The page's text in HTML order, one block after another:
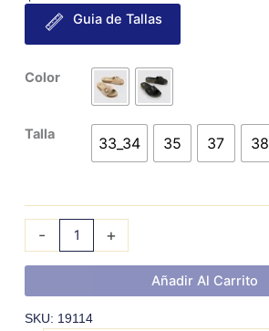
Guia de Tallas
Color
Talla 33_34 35 37 38
-
ZAXY
AD
+
Añadir Al Carrito
SKU: 19114